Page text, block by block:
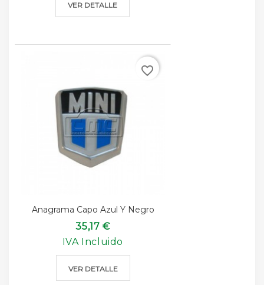
VER DETALLE
Anagrama Capo Azul Y Negro
35,17 €
IVA Incluido
VER DETALLE
favorite_border